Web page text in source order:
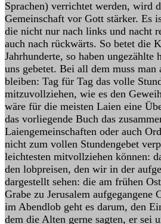
Sprachen) verrichtet werden, wird
Gemeinschaft vor Gott stärker. Es
die nicht nur nach links und nacht
auch nach rückwärts. So betet die
Jahrhunderte, so haben ungezählte
uns gebetet. Bei all dem muss
bleiben: Tag für Tag das volle
mitzuvollziehen, wie es den
wäre für die meisten Laien eine
das vorliegende Buch das
Laiengemeinschaften oder auch
nicht zum vollen Stundengebet
leichtesten mitvollziehen können:
den lobpreisen, den wir in der
dargestellt sehen: die am frühen
Grabe zu Jerusalem aufgegangene
im Abendlob geht es darum, den
dem die Alten gerne sagten, er sei